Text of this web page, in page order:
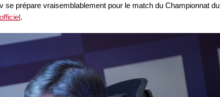
se prépare vraisemblablement pour le match du Championnat du
.